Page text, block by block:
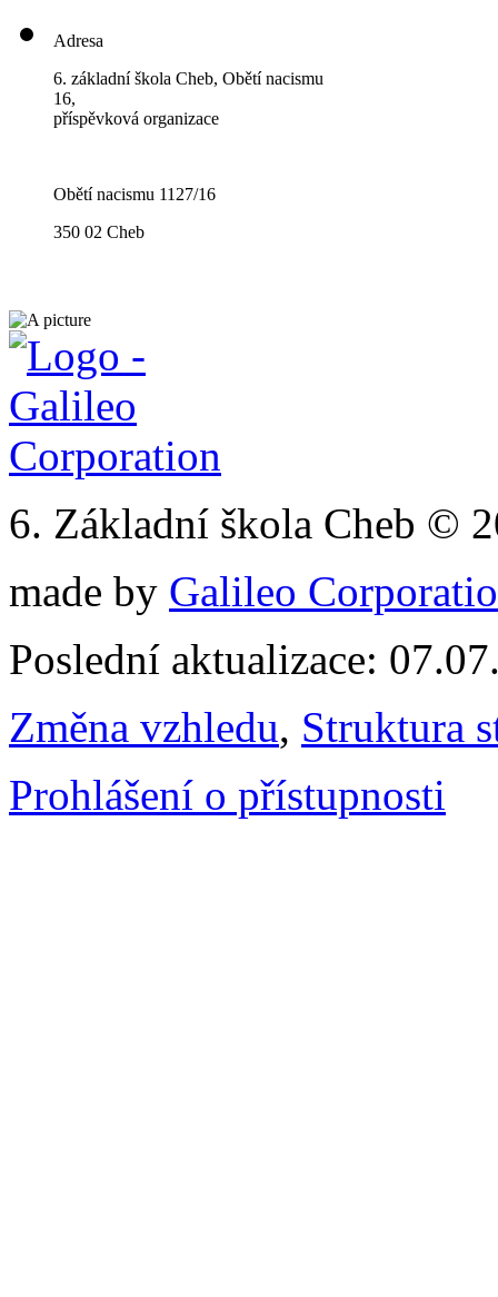
Adresa
6. základní škola Cheb, Obětí nacismu
16,
příspěvková organizace
Obětí nacismu 1127/16
350 02 Cheb
6. Základní škola Cheb ©
made by Galileo
Poslední aktualizace:
Změna vzhledu, Struktura
Prohlášení o přístupnosti